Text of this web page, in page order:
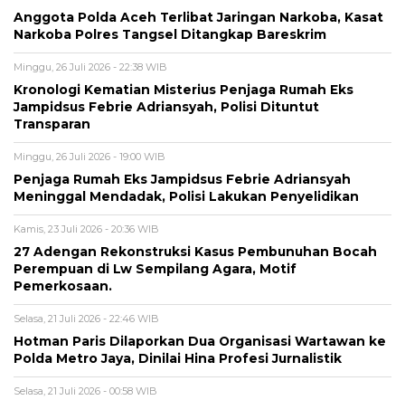
Anggota Polda Aceh Terlibat Jaringan Narkoba, Kasat
Narkoba Polres Tangsel Ditangkap Bareskrim
Minggu, 26 Juli 2026 - 22:38 WIB
Kronologi Kematian Misterius Penjaga Rumah Eks
Jampidsus Febrie Adriansyah, Polisi Dituntut
Transparan
Minggu, 26 Juli 2026 - 19:00 WIB
Penjaga Rumah Eks Jampidsus Febrie Adriansyah
Meninggal Mendadak, Polisi Lakukan Penyelidikan
Kamis, 23 Juli 2026 - 20:36 WIB
27 Adengan Rekonstruksi Kasus Pembunuhan Bocah
Perempuan di Lw Sempilang Agara, Motif
Pemerkosaan.
Selasa, 21 Juli 2026 - 22:46 WIB
Hotman Paris Dilaporkan Dua Organisasi Wartawan ke
Polda Metro Jaya, Dinilai Hina Profesi Jurnalistik
Selasa, 21 Juli 2026 - 00:58 WIB